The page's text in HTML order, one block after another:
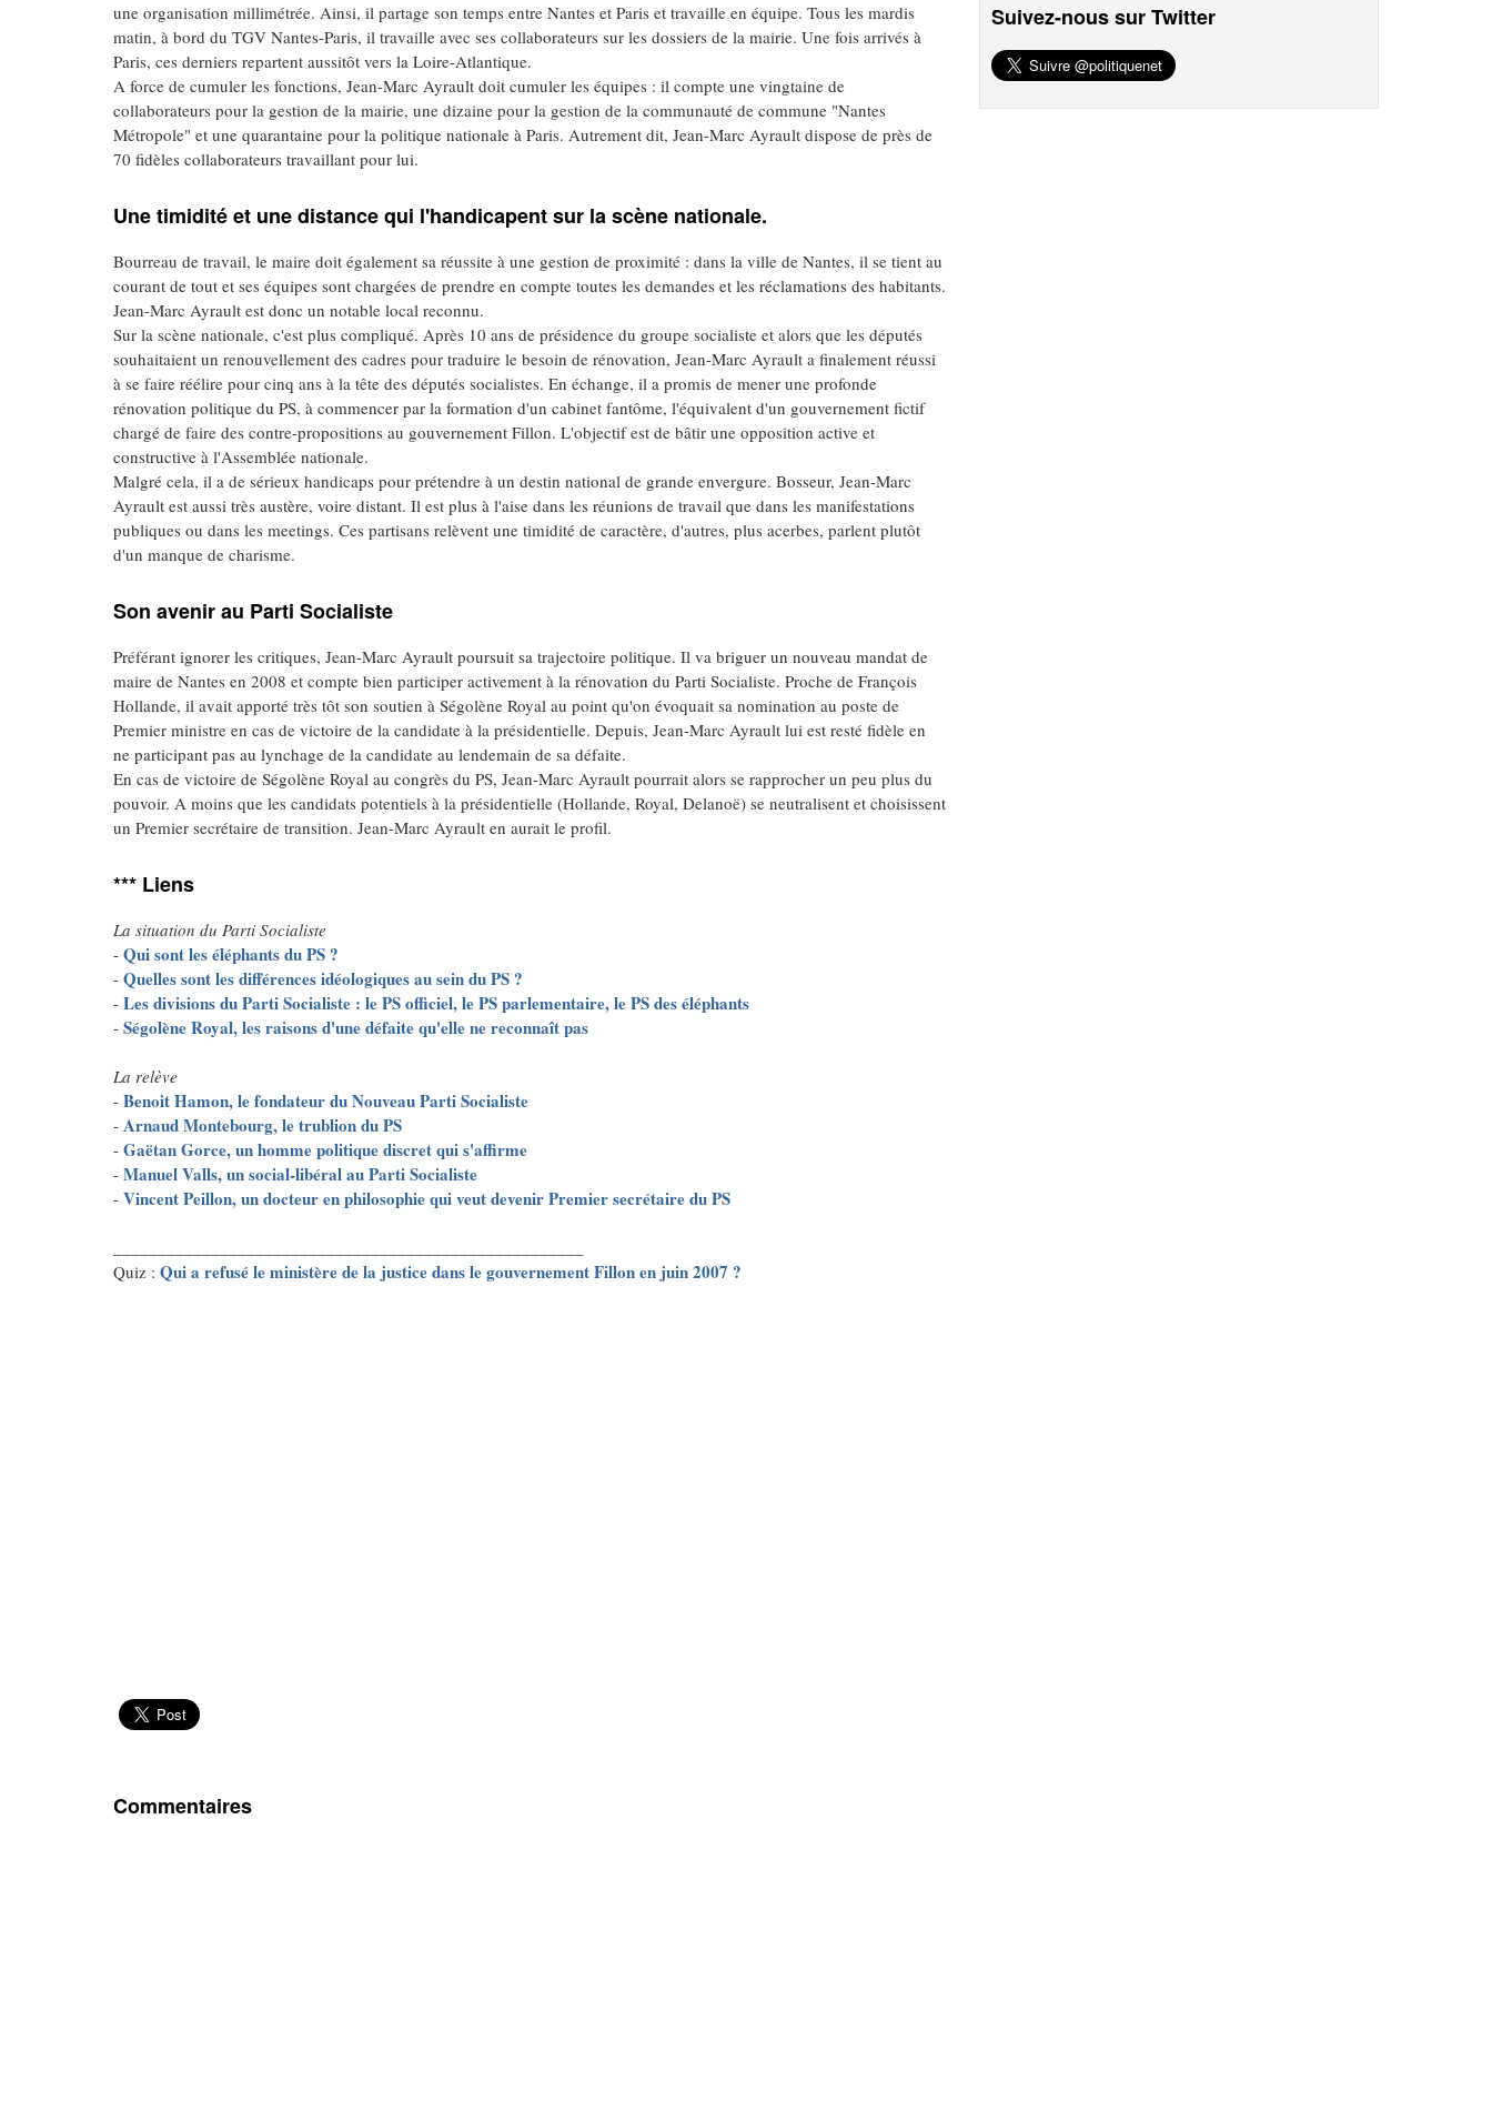
une organisation millimétrée. Ainsi, il partage son temps entre Nantes et Paris et travaille en équipe. Tous les mardis
matin, à bord du TGV Nantes-Paris, il travaille avec ses collaborateurs sur les dossiers de la mairie. Une fois arrivés à
Paris, ces derniers repartent aussitôt vers la Loire-Atlantique.
A force de cumuler les fonctions, Jean-Marc Ayrault doit cumuler les équipes : il compte une vingtaine de
collaborateurs pour la gestion de la mairie, une dizaine pour la gestion de la communauté de commune "Nantes
Métropole" et une quarantaine pour la politique nationale à Paris. Autrement dit, Jean-Marc Ayrault dispose de près de
70 fidèles collaborateurs travaillant pour lui.
Une timidité et une distance qui l'handicapent sur la scène nationale.
Bourreau de travail, le maire doit également sa réussite à une gestion de proximité : dans la ville de Nantes, il se tient au
courant de tout et ses équipes sont chargées de prendre en compte toutes les demandes et les réclamations des habitants.
Jean-Marc Ayrault est donc un notable local reconnu.
Sur la scène nationale, c'est plus compliqué. Après 10 ans de présidence du groupe socialiste et alors que les députés
souhaitaient un renouvellement des cadres pour traduire le besoin de rénovation, Jean-Marc Ayrault a finalement réussi
à se faire réélire pour cinq ans à la tête des députés socialistes. En échange, il a promis de mener une profonde
rénovation politique du PS, à commencer par la formation d'un cabinet fantôme, l'équivalent d'un gouvernement fictif
chargé de faire des contre-propositions au gouvernement Fillon. L'objectif est de bâtir une opposition active et
constructive à l'Assemblée nationale.
Malgré cela, il a de sérieux handicaps pour prétendre à un destin national de grande envergure. Bosseur, Jean-Marc
Ayrault est aussi très austère, voire distant. Il est plus à l'aise dans les réunions de travail que dans les manifestations
publiques ou dans les meetings. Ces partisans relèvent une timidité de caractère, d'autres, plus acerbes, parlent plutôt
d'un manque de charisme.
Son avenir au Parti Socialiste
Préférant ignorer les critiques, Jean-Marc Ayrault poursuit sa trajectoire politique. Il va briguer un nouveau mandat de
maire de Nantes en 2008 et compte bien participer activement à la rénovation du Parti Socialiste. Proche de François
Hollande, il avait apporté très tôt son soutien à Ségolène Royal au point qu'on évoquait sa nomination au poste de
Premier ministre en cas de victoire de la candidate à la présidentielle. Depuis, Jean-Marc Ayrault lui est resté fidèle en
ne participant pas au lynchage de la candidate au lendemain de sa défaite.
En cas de victoire de Ségolène Royal au congrès du PS, Jean-Marc Ayrault pourrait alors se rapprocher un peu plus du
pouvoir. A moins que les candidats potentiels à la présidentielle (Hollande, Royal, Delanoë) se neutralisent et choisissent
un Premier secrétaire de transition. Jean-Marc Ayrault en aurait le profil.
*** Liens
La situation du Parti Socialiste
- Qui sont les éléphants du PS ?
- Quelles sont les différences idéologiques au sein du PS ?
- Les divisions du Parti Socialiste : le PS officiel, le PS parlementaire, le PS des éléphants
- Ségolène Royal, les raisons d'une défaite qu'elle ne reconnaît pas
La relève
- Benoit Hamon, le fondateur du Nouveau Parti Socialiste
- Arnaud Montebourg, le trublion du PS
- Gaëtan Gorce, un homme politique discret qui s'affirme
- Manuel Valls, un social-libéral au Parti Socialiste
- Vincent Peillon, un docteur en philosophie qui veut devenir Premier secrétaire du PS
Quiz : Qui a refusé le ministère de la justice dans le gouvernement Fillon en juin 2007 ?
Commentaires
Suivez-nous sur Twitter